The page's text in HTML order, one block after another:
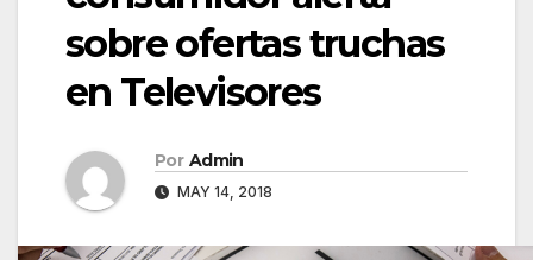
sobre ofertas truchas
en Televisores
Por Admin
MAY 14, 2018